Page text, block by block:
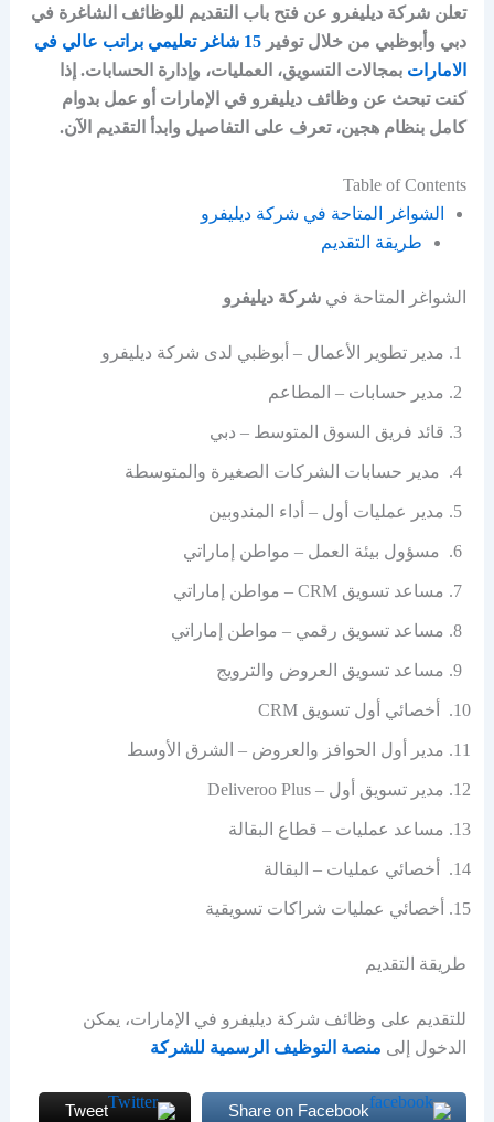
تعلن شركة ديليفرو عن فتح باب التقديم للوظائف الشاغرة في
دبي وأبوظبي من خلال توفير
15 شاغر تعليمي براتب عالي في
الامارات بمجالات التسويق، العمليات، وإدارة الحسابات. إذا
كنت تبحث عن وظائف ديليفرو في الإمارات أو عمل بدوام
كامل بنظام هجين، تعرف على التفاصيل وابدأ التقديم الآن.
Table of Contents
الشواغر المتاحة في شركة ديليفرو
طريقة التقديم
الشواغر المتاحة في شركة ديليفرو
مدير تطوير الأعمال – أبوظبي لدى شركة ديليفرو
مدير حسابات – المطاعم
قائد فريق السوق المتوسط – دبي
مدير حسابات الشركات الصغيرة والمتوسطة
مدير عمليات أول – أداء المندوبين
مسؤول بيئة العمل – مواطن إماراتي
مساعد تسويق CRM – مواطن إماراتي
مساعد تسويق رقمي – مواطن إماراتي
مساعد تسويق العروض والترويج
أخصائي أول تسويق CRM
مدير أول الحوافز والعروض – الشرق الأوسط
مدير تسويق أول – Deliveroo Plus
مساعد عمليات – قطاع البقالة
أخصائي عمليات – البقالة
أخصائي عمليات شراكات تسويقية
طريقة التقديم
للتقديم على وظائف شركة ديليفرو في الإمارات، يمكن
الدخول إلى منصة التوظيف الرسمية للشركة
Share on Facebook
Tweet